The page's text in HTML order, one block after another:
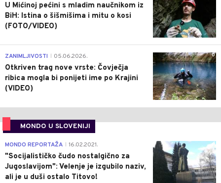
U Mićinoj pećini s mladim naučnikom iz
BiH: Istina o šišmišima i mitu o kosi
(FOTO/VIDEO)
0
ZANIMLJIVOSTI 05.06.2026.
Otkriven trag nove vrste: Čovječja
ribica mogla bi ponijeti ime po Krajini
(VIDEO)
MONDO U SLOVENIJI
4
MONDO REPORTAŽA 16.02.2021.
"Socijalističko čudo nostalgično za
Jugoslavijom": Velenje je izgubilo naziv,
ali je u duši ostalo Titovo!